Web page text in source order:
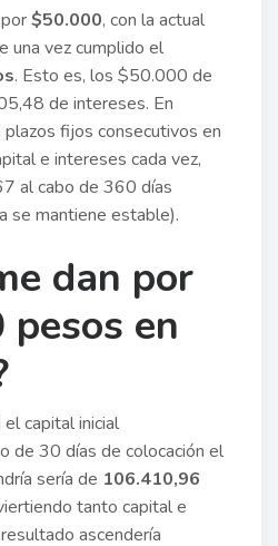
$50.000, con la actual
una vez cumplido el
. Esto es, los $50.000 de
de intereses. En
fijos consecutivos en
e intereses cada vez,
al cabo de 360 días
se mantiene estable).
dan por
en
capital inicial
de 30 días de colocación el
sería de 106.410,96
tanto capital e
ascendería